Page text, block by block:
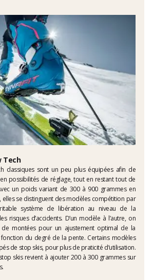
Tech
classiques sont un peu plus équipées afin de
possibilités de réglage, tout en restant tout de
un poids variant de 300 à 900 grammes en
se distinguent des modèles compétition par
système de libération au niveau de la
risques d’accidents. D’un modèle à l’autre, on
montées pour un ajustement optimal de la
du degré de la pente. Certains modèles
de stop skis, pour plus de praticité d’utilisation.
skis revient à ajouter 200 à 300 grammes sur